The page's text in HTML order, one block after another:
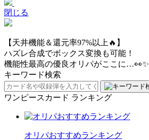
閉じる
【天井機能＆還元率97%以上🔥】
ハズレ合成でボックス変換も可能！
機能性最高の優良オリパがここに…👀✨
キーワード検索
ワンピースカード ランキング
オリパおすすめランキング